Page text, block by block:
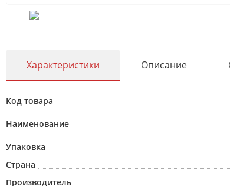
Характеристики Описание
Код товара
Наименование
Упаковка
Страна
Производитель